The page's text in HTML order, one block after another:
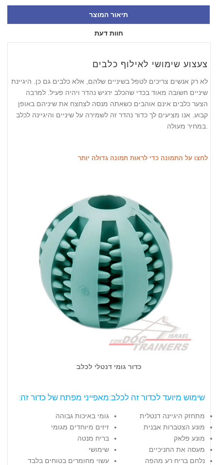
תיאור המוצר
חוות דעת
צעצוע שימושי לאילוף כלבים
לא רק אנשים צריכים לטפל בשיניים שלהם, אלא כלבים גם כן. היגיינת
שיניים חשובה מאוד בכדי שהכלב ירגיש נהדר ויהיה פעיל. למרבה
הצער כלבים אינם אוהבים כשאתה מנסה לצחצח את שיניהם באופן
קבוע. אנו מציעים לך כדור נהדר זה לשמירה על שיניים והיגיינה לכלב
לחצו על התמונה כדי לראות תמונה גדולה יותר
כדור גומי דנטלי לכלב
מאפייני מפתח של כדור זה:
גומי באיכות גבוהה
זיזים מיוחדים מגומי
בריח מנטה
שימושי
עשוי מחומרים בטוחים בלבד
שימוש מיועד לכדור זה לכלב:
מתחזק היגיינה דנטלית
מונע הצטברות אבנית
מונע פלאק
מעסה את החניכיים
נלחם בריח רע מהפה